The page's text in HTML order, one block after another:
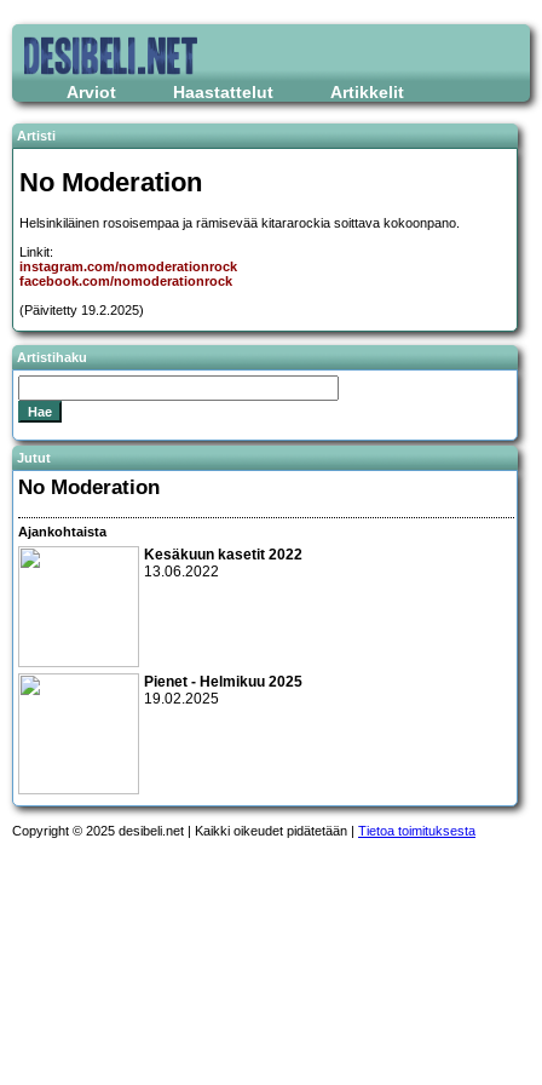
Arviot Haastattelut Artikkelit
Artisti
No Moderation
Helsinkiläinen rosoisempaa ja rämisevää kitararockia soittava kokoonpano.
Linkit:
instagram.com/nomoderationrock
facebook.com/nomoderationrock
(Päivitetty 19.2.2025)
Artistihaku
Jutut
No Moderation
Ajankohtaista
Kesäkuun kasetit 2022
13.06.2022
Pienet - Helmikuu 2025
19.02.2025
Copyright © 2025 desibeli.net | Kaikki oikeudet pidätetään | Tietoa toimituksesta